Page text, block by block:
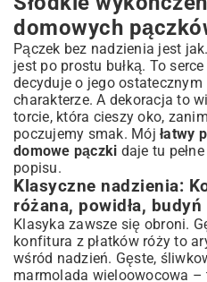
domowych
Pączek bez nadzienia jest
jest po prostu bułką. To
decyduje o jego ostatecznym
charakterze. A dekoracja to
torcie, która cieszy oko,
poczujemy smak. Mój łatwy
domowe pączki daje tu
popisu.
Klasyczne nadzienia:
różana, powidła, budyń
Klasyka zawsze się obroni.
konfitura z płatków róży to
wśród nadzień. Gęste,
marmolada wieloowocowa –